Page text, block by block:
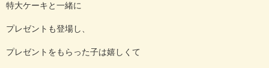
特大ケーキと一緒に
プレゼントも登場し、
プレゼントをもらった子は嬉しくて